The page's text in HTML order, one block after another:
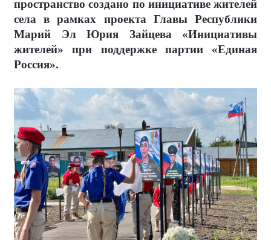
пространство создано по инициативе жителей
села в рамках проекта Главы Республики
Марий Эл Юрия Зайцева «Инициативы
жителей» при поддержке партии «Единая
Россия».